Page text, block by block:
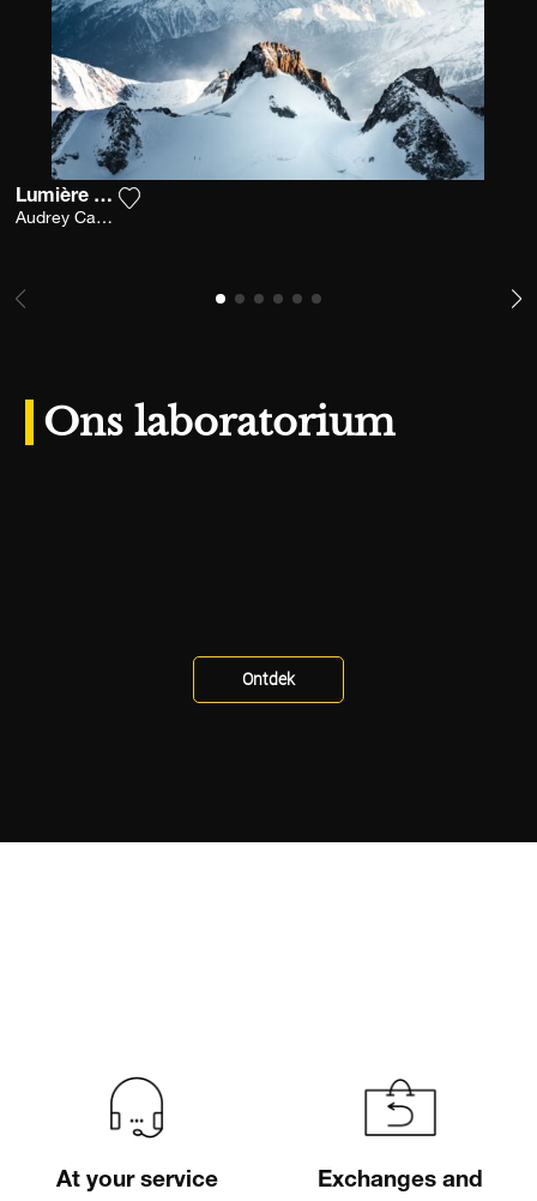
Lumière divine
Audrey Cavan
Ons laboratorium
Ontdek
At your service
Exchanges and